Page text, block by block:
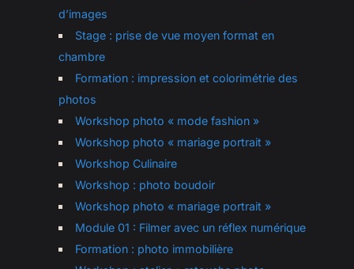
d’images
Stage : prise de vue moyen format en
chambre
Formation : impression et colorimétrie des
photos
Workshop photo « mode fashion »
Workshop photo « mariage portrait »
Workshop Culinaire
Workshop : photo boudoir
Workshop photo « mariage portrait »
Module 01 : Filmer avec un réflex numérique
Formation : photo immobilière